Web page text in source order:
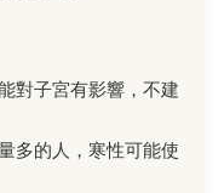
對子宮有影響，不建
多的人，寒性可能使